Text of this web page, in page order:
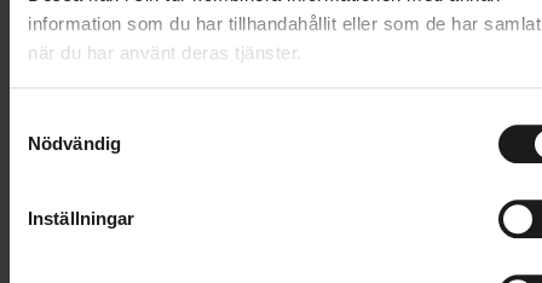
information som du har tillhandahållit eller som de har
när du har använt deras tjänster.
Nödvändig
Inställningar
Förmånscykel Västerås
omnejd. Förmånscykel är en hållbar löneförmån, som
arbetsgivaren skapar goda förutsättningar för bättre